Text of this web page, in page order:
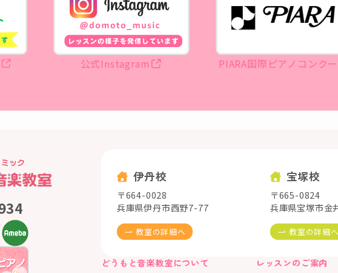
公式Instagram PIARA国際ピアノコンク
伊丹校
〒664-0028
兵庫県伊丹市西野7-77
教室の詳細へ
宝塚校
〒665-0824
兵庫県宝塚市
教室の詳細
どうもと音楽教室について レッスンのご案内